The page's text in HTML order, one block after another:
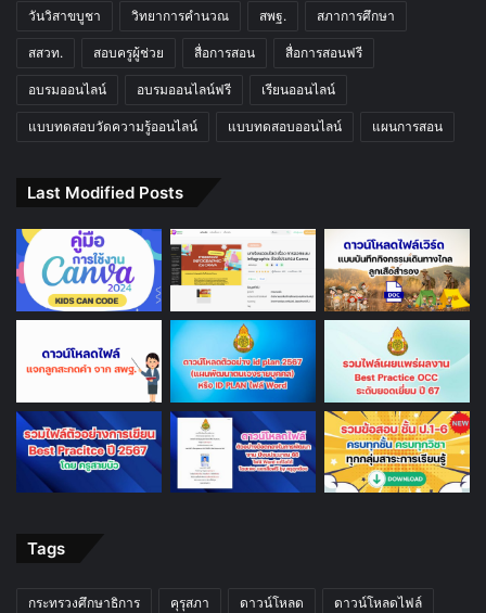
วันวิสาขบูชา วิทยาการคำนวณ สพฐ. สภาการศึกษา
สสวท. สอบครูผู้ช่วย สื่อการสอน สื่อการสอนฟรี
อบรมออนไลน์ อบรมออนไลน์ฟรี เรียนออนไลน์
แบบทดสอบวัดความรู้ออนไลน์ แบบทดสอบออนไลน์ แผนการสอน
Last Modified Posts
Tags
กระทรวงศึกษาธิการ คุรุสภา ดาวน์โหลด ดาวน์โหลดไฟล์